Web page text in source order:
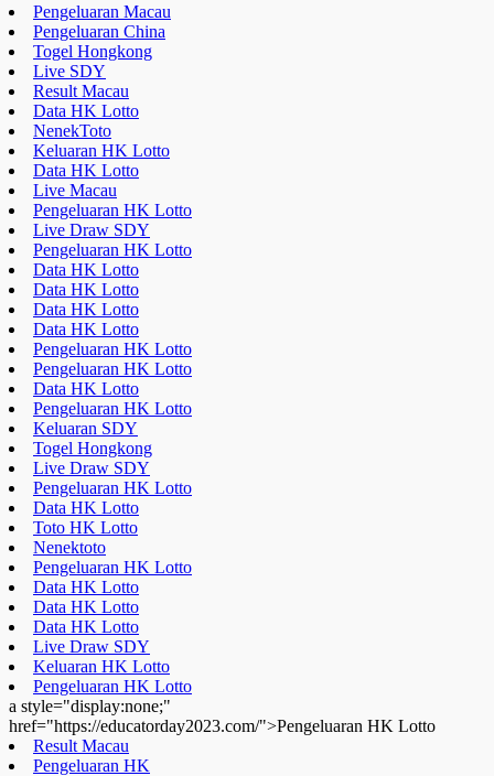
Pengeluaran Macau
Pengeluaran China
Togel Hongkong
Live SDY
Result Macau
Data HK Lotto
NenekToto
Keluaran HK Lotto
Data HK Lotto
Live Macau
Pengeluaran HK Lotto
Live Draw SDY
Pengeluaran HK Lotto
Data HK Lotto
Data HK Lotto
Data HK Lotto
Data HK Lotto
Pengeluaran HK Lotto
Pengeluaran HK Lotto
Data HK Lotto
Pengeluaran HK Lotto
Keluaran SDY
Togel Hongkong
Live Draw SDY
Pengeluaran HK Lotto
Data HK Lotto
Toto HK Lotto
Nenektoto
Pengeluaran HK Lotto
Data HK Lotto
Data HK Lotto
Data HK Lotto
Live Draw SDY
Keluaran HK Lotto
Pengeluaran HK Lotto
a style="display:none;"
href="https://educatorday2023.com/">Pengeluaran HK Lotto
Result Macau
Pengeluaran HK